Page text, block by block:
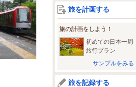
旅を計画する
旅の計画をしよう！
初めての日本一周
旅行プラン
サンプルをみる
旅を記録する